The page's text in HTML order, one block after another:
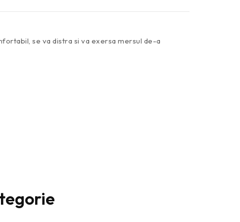
se va distra si va exersa mersul de-a